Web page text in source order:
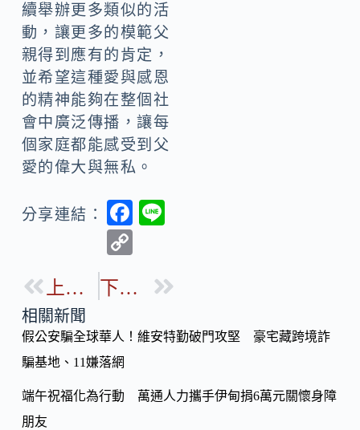
續舉辦更多類似的活
動，讓更多的模範父
親得到應有的肯定，
並希望這種愛與感恩
的精神能夠在整個社
會中廣泛傳播，讓每
個家庭都能感受到父
愛的偉大與無私。
分享連結：
F
b
o
p
Li
k
上一篇 下一篇
相關新聞
假公安騙全球華人！維安特勤破門攻堅 豪宅藏跨境詐
騙基地、11嫌落網
端午祝福化為行動 萬通人力攜手伊甸捐6萬元關懷身障
朋友